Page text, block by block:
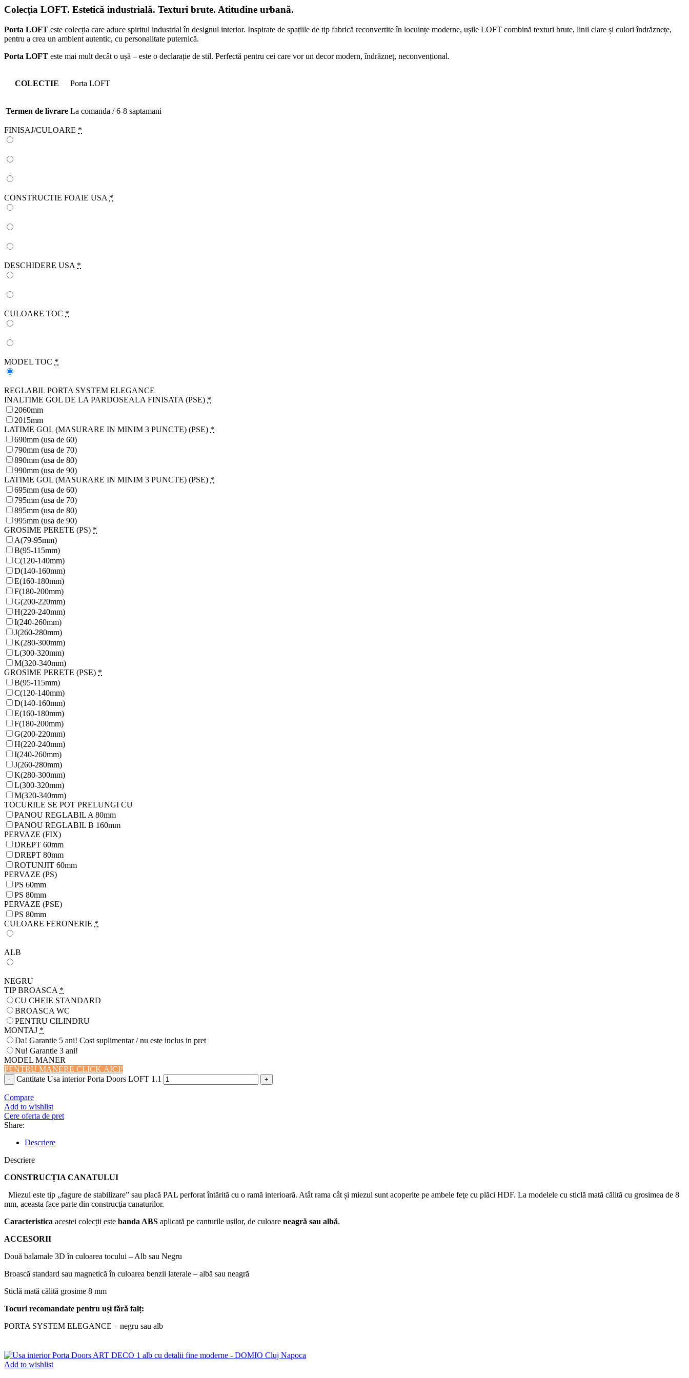
Colecția LOFT. Estetică industrială. Texturi brute. Atitudine urbană.
Porta LOFT este colecția care aduce spiritul industrial în designul interior. Inspirate de spațiile de tip fabrică reconvertite în locuințe moderne, ușile LOFT combină texturi brute, linii clare și culori îndrăznețe,
pentru a crea un ambient autentic, cu personalitate puternică.
Porta LOFT este mai mult decât o ușă – este o declarație de stil. Perfectă pentru cei care vor un decor modern, îndrăzneț, neconvențional.
COLECTIE Porta LOFT
Termen de livrare La comanda / 6-8 saptamani
FINISAJ/CULOARE *
CONSTRUCTIE FOAIE USA *
DESCHIDERE USA *
CULOARE TOC *
MODEL TOC *
REGLABIL PORTA SYSTEM ELEGANCE
INALTIME GOL DE LA PARDOSEALA FINISATA (PSE) *
2060mm
2015mm
LATIME GOL (MASURARE IN MINIM 3 PUNCTE) (PSE) *
690mm (usa de 60)
790mm (usa de 70)
890mm (usa de 80)
990mm (usa de 90)
LATIME GOL (MASURARE IN MINIM 3 PUNCTE) (PSE) *
695mm (usa de 60)
795mm (usa de 70)
895mm (usa de 80)
995mm (usa de 90)
GROSIME PERETE (PS) *
A(79-95mm)
B(95-115mm)
C(120-140mm)
D(140-160mm)
E(160-180mm)
F(180-200mm)
G(200-220mm)
H(220-240mm)
I(240-260mm)
J(260-280mm)
K(280-300mm)
L(300-320mm)
M(320-340mm)
GROSIME PERETE (PSE) *
B(95-115mm)
C(120-140mm)
D(140-160mm)
E(160-180mm)
F(180-200mm)
G(200-220mm)
H(220-240mm)
I(240-260mm)
J(260-280mm)
K(280-300mm)
L(300-320mm)
M(320-340mm)
TOCURILE SE POT PRELUNGI CU
PANOU REGLABIL A 80mm
PANOU REGLABIL B 160mm
PERVAZE (FIX)
DREPT 60mm
DREPT 80mm
ROTUNJIT 60mm
PERVAZE (PS)
PS 60mm
PS 80mm
PERVAZE (PSE)
PS 80mm
CULOARE FERONERIE *
ALB
NEGRU
TIP BROASCA *
CU CHEIE STANDARD
BROASCA WC
PENTRU CILINDRU
MONTAJ *
Da! Garantie 5 ani! Cost suplimentar / nu este inclus in pret
Nu! Garantie 3 ani!
MODEL MANER
PENTRU MANERE CLICK AICI!
Cantitate Usa interior Porta Doors LOFT 1.1
Compare
Add to wishlist
Cere oferta de pret
Share:
Descriere
Descriere
CONSTRUCȚIA CANATULUI
Miezul este tip „fagure de stabilizare” sau placă PAL perforat întărită cu o ramă interioară. Atât rama cât și miezul sunt acoperite pe ambele feţe cu plăci HDF. La modelele cu sticlă mată călită cu grosimea de 8
mm, aceasta face parte din construcţia canaturilor.
Caracteristica acestei colecții este banda ABS aplicată pe canturile ușilor, de culoare neagră sau albă.
ACCESORII
Două balamale 3D în culoarea tocului – Alb sau Negru
Broască standard sau magnetică în culoarea benzii laterale – albă sau neagră
Sticlă mată călită grosime 8 mm
Tocuri recomandate pentru uși fără falț:
PORTA SYSTEM ELEGANCE – negru sau alb
Add to wishlist